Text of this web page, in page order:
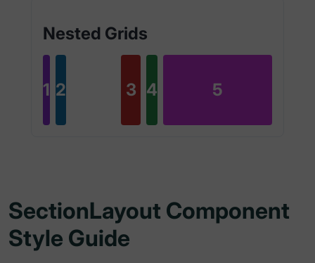
Nested Grids
1 2 3 4 5
SectionLayout Component
Style Guide